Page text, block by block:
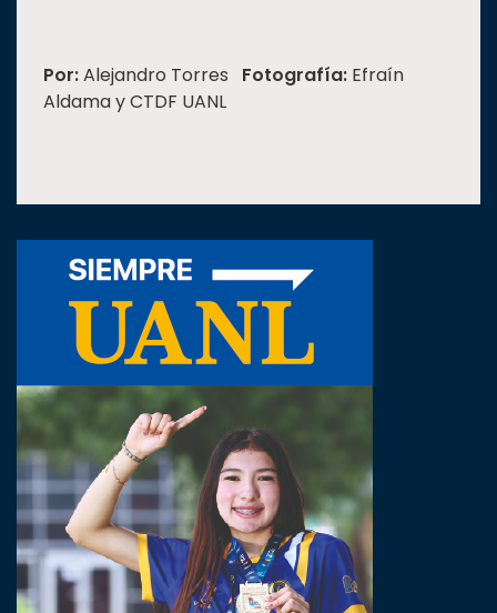
Por:Alejandro Torres Fotografía: Efraín
Aldama y CTDF UANL